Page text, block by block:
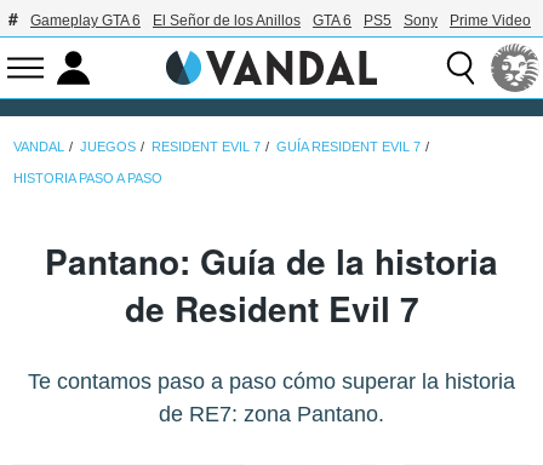
Gameplay GTA 6 El Señor de los Anillos GTA 6 PS5 Sony Prime Video
VANDAL JUEGOS RESIDENT EVIL 7 GUÍA RESIDENT EVIL 7
HISTORIA PASO A PASO
Pantano: Guía de la historia
de Resident Evil 7
Te contamos paso a paso cómo superar la historia
de RE7: zona Pantano.